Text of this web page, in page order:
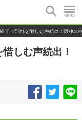
了で別れを惜しむ声続出！最後の
しむ声続出！